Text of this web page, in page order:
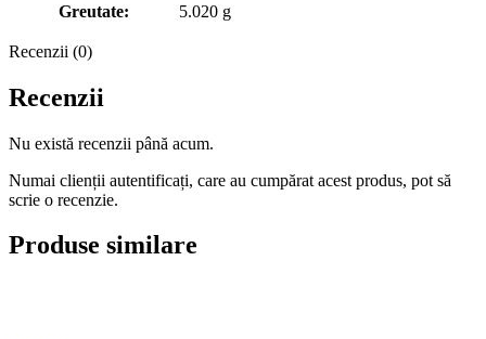
Greutate: 5.020 g
Recenzii (0)
Recenzii
Nu există recenzii până acum.
Numai clienții autentificați, care au cumpărat acest produs, pot să
scrie o recenzie.
Produse similare